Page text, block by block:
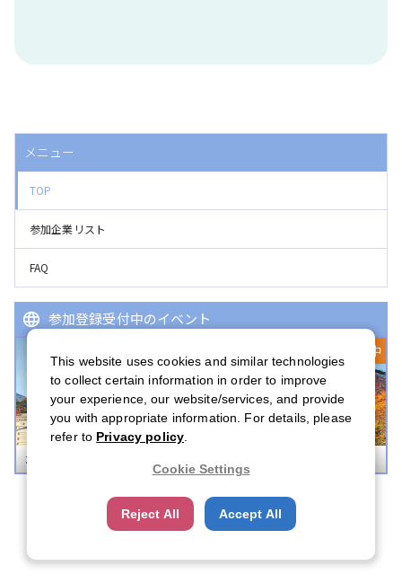
メニュー
TOP
参加企業リスト
FAQ
参加登録受付中のイベント
登録受付中
ボストンキャリアフォーラム 2026
This website uses cookies and similar technologies
to collect certain information in order to improve
your experience, our website/services, and provide
you with appropriate information. For details, please
refer to Privacy policy
Cookie Settings
Reject All Accept All